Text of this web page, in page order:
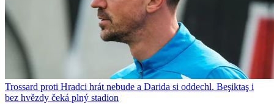
Trossard proti Hradci hrát nebude a Darida si oddechl. Beşiktaş i
bez hvězdy čeká plný stadion